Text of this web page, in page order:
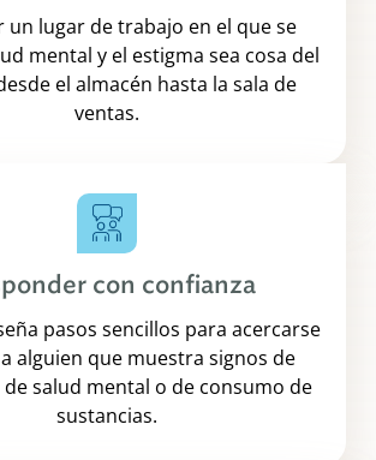
un lugar de trabajo en el que se
mental y el estigma sea cosa del
el almacén hasta la sala de
ventas.
con confianza
pasos sencillos para acercarse
alguien que muestra signos de
salud mental o de consumo de
sustancias.